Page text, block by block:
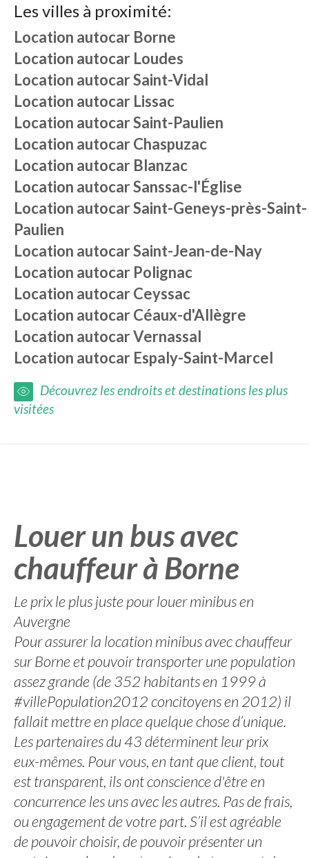
Les villes à proximité:
Location autocar Borne
Location autocar Loudes
Location autocarSaint-Vidal
Location autocar Lissac
Location autocarSaint-Paulien
Location autocarChaspuzac
Location autocar Blanzac
Location autocarSanssac-l'Église
Location autocarSaint-Geneys-près-Saint-
Paulien
Location autocarSaint-Jean-de-Nay
Location autocar Polignac
Location autocarCeyssac
Location autocarCéaux-d'Allègre
Location autocarVernassal
Location autocar Espaly-Saint-Marcel
Découvrez les endroits et destinations les plus
visitées
Louer un bus avec
chauffeur à Borne
Le prix le plus juste pour louer minibus en
Auvergne
Pour assurer la location minibus avec chauffeur
sur Borne et pouvoir transporter une population
assez grande (de 352 habitants en 1999 à
#villePopulation2012 concitoyens en 2012) il
fallait mettre en place quelque chose d’unique.
Les partenaires du 43 déterminent leur prix
eux-mêmes. Pour vous, en tant que client, tout
est transparent, ils ont conscience d'être en
concurrence les uns avec les autres. Pas de frais,
ou engagement de votre part. S’il est agréable
de pouvoir choisir, de pouvoir présenter un